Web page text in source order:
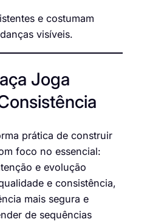
e costumam
visíveis.
Joga
prática de construir
foco no essencial:
e evolução
e consistência,
mais segura e
de sequências